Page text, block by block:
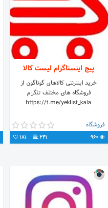
پیج اینستاگرام لیست کالا
خرید اینترنتی کالاهای گوناگون از
فروشگاه های مختلف تلگرام
https://t.me/yeklist_kala
فروشگاه
960
241
181